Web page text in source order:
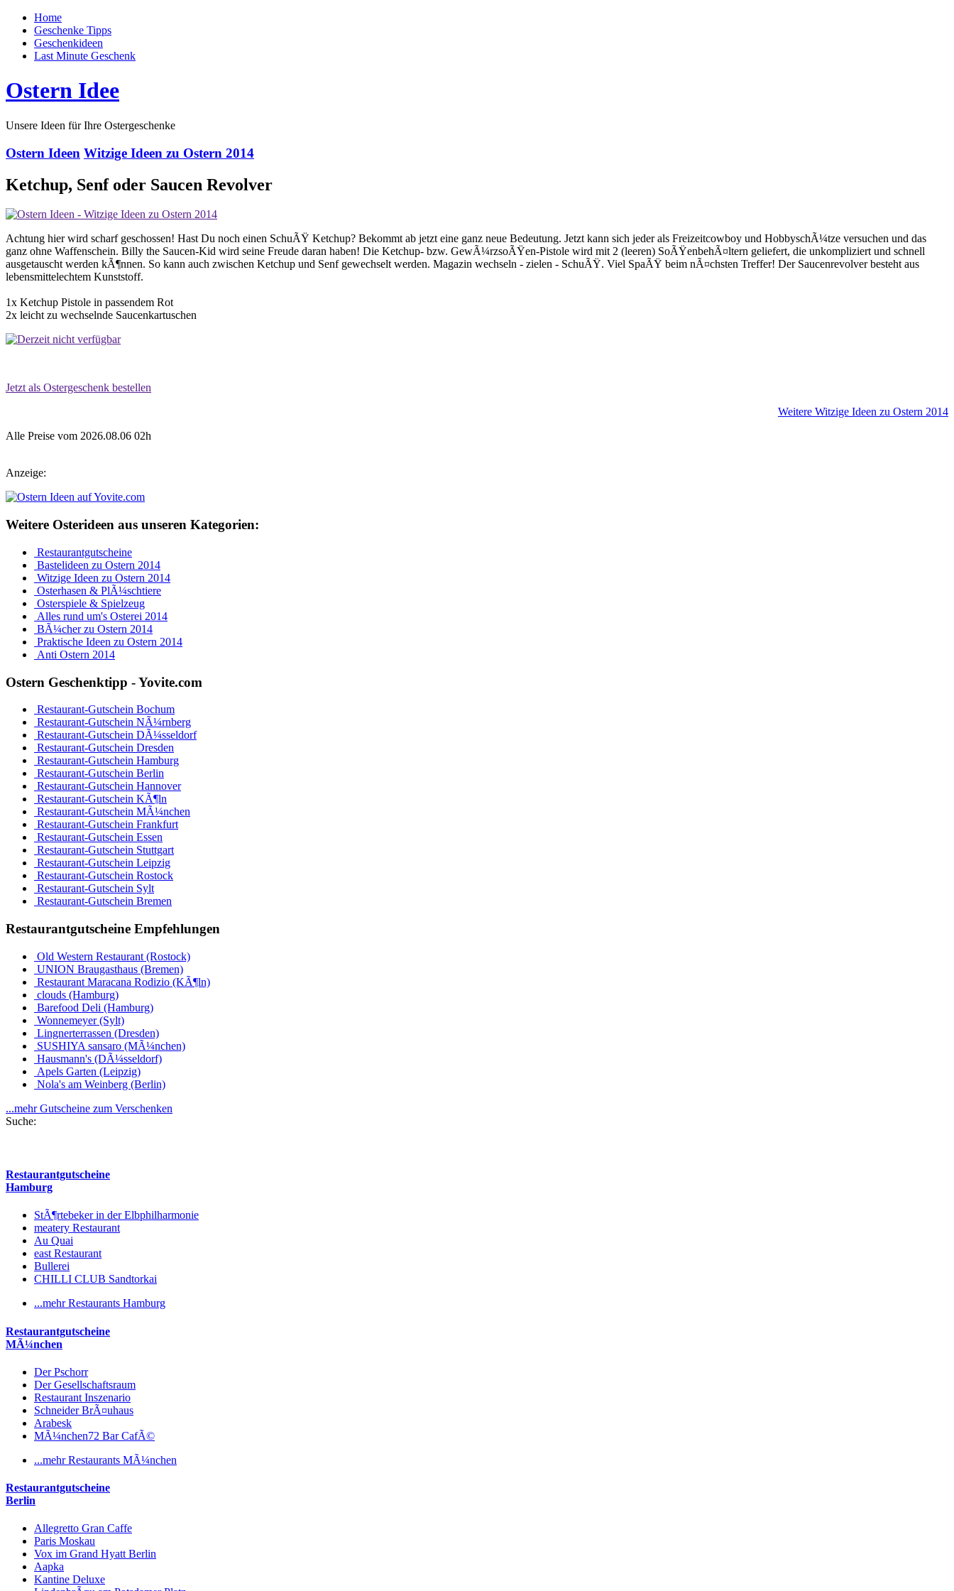
Home
Geschenke Tipps
Geschenkideen
Last Minute Geschenk
Ostern Idee
Unsere Ideen für Ihre Ostergeschenke
Ostern Ideen Witzige Ideen zu Ostern 2014
Ketchup, Senf oder Saucen Revolver
Achtung hier wird scharf geschossen! Hast Du noch einen SchuÃŸ Ketchup? Bekommt ab jetzt eine ganz neue Bedeutung. Jetzt kann sich jeder als Freizeitcowboy und HobbyschÃ¼tze versuchen und das
ganz ohne Waffenschein. Billy the Saucen-Kid wird seine Freude daran haben! Die Ketchup- bzw. GewÃ¼rzsoÃŸen-Pistole wird mit 2 (leeren) SoÃŸenbehÃ¤ltern geliefert, die unkompliziert und schnell
ausgetauscht werden kÃ¶nnen. So kann auch zwischen Ketchup und Senf gewechselt werden. Magazin wechseln - zielen - SchuÃŸ. Viel SpaÃŸ beim nÃ¤chsten Treffer! Der Saucenrevolver besteht aus
lebensmittelechtem Kunststoff.
1x Ketchup Pistole in passendem Rot
2x leicht zu wechselnde Saucenkartuschen
Jetzt als Ostergeschenk bestellen
Weitere Witzige Ideen zu Ostern 2014
Alle Preise vom 2026.08.06 02h
Anzeige:
Weitere Osterideen aus unseren Kategorien:
Restaurantgutscheine
Bastelideen zu Ostern 2014
Witzige Ideen zu Ostern 2014
Osterhasen & PlÃ¼schtiere
Osterspiele & Spielzeug
Alles rund um's Osterei 2014
BÃ¼cher zu Ostern 2014
Praktische Ideen zu Ostern 2014
Anti Ostern 2014
Ostern Geschenktipp - Yovite.com
Restaurant-Gutschein Bochum
Restaurant-Gutschein NÃ¼rnberg
Restaurant-Gutschein DÃ¼sseldorf
Restaurant-Gutschein Dresden
Restaurant-Gutschein Hamburg
Restaurant-Gutschein Berlin
Restaurant-Gutschein Hannover
Restaurant-Gutschein KÃ¶ln
Restaurant-Gutschein MÃ¼nchen
Restaurant-Gutschein Frankfurt
Restaurant-Gutschein Essen
Restaurant-Gutschein Stuttgart
Restaurant-Gutschein Leipzig
Restaurant-Gutschein Rostock
Restaurant-Gutschein Sylt
Restaurant-Gutschein Bremen
Restaurantgutscheine Empfehlungen
Old Western Restaurant (Rostock)
UNION Braugasthaus (Bremen)
Restaurant Maracana Rodizio (KÃ¶ln)
clouds (Hamburg)
Barefood Deli (Hamburg)
Wonnemeyer (Sylt)
Lingnerterrassen (Dresden)
SUSHIYA sansaro (MÃ¼nchen)
Hausmann's (DÃ¼sseldorf)
Apels Garten (Leipzig)
Nola's am Weinberg (Berlin)
...mehr Gutscheine zum Verschenken
Suche:
Restaurantgutscheine
Hamburg
StÃ¶rtebeker in der Elbphilharmonie
meatery Restaurant
Au Quai
east Restaurant
Bullerei
CHILLI CLUB Sandtorkai
...mehr Restaurants Hamburg
Restaurantgutscheine
MÃ¼nchen
Der Pschorr
Der Gesellschaftsraum
Restaurant Inszenario
Schneider BrÃ¤uhaus
Arabesk
MÃ¼nchen72 Bar CafÃ©
...mehr Restaurants MÃ¼nchen
Restaurantgutscheine
Berlin
Allegretto Gran Caffe
Paris Moskau
Vox im Grand Hyatt Berlin
Aapka
Kantine Deluxe